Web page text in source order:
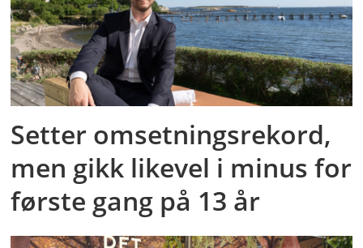
Setter omsetningsrekord,
men gikk likevel i minus for
første gang på 13 år